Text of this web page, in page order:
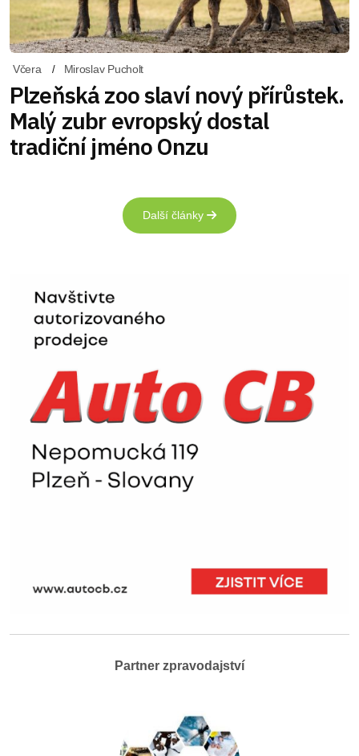
Včera Miroslav Pucholt
Plzeňská zoo slaví nový přírůstek.
Malý zubr evropský dostal
tradiční jméno Onzu
Další články
Partner zpravodajství